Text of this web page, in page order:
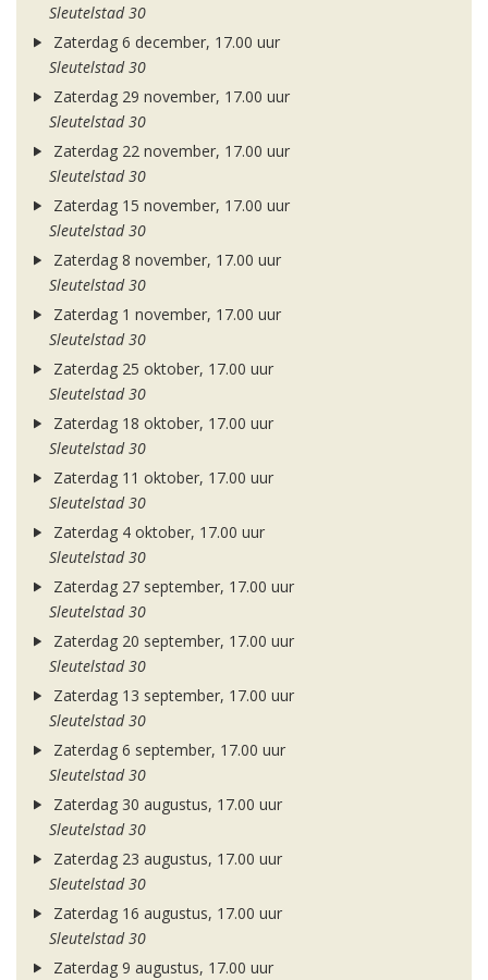
Sleutelstad 30
Zaterdag 6 december, 17.00 uur
Sleutelstad 30
Zaterdag 29 november, 17.00 uur
Sleutelstad 30
Zaterdag 22 november, 17.00 uur
Sleutelstad 30
Zaterdag 15 november, 17.00 uur
Sleutelstad 30
Zaterdag 8 november, 17.00 uur
Sleutelstad 30
Zaterdag 1 november, 17.00 uur
Sleutelstad 30
Zaterdag 25 oktober, 17.00 uur
Sleutelstad 30
Zaterdag 18 oktober, 17.00 uur
Sleutelstad 30
Zaterdag 11 oktober, 17.00 uur
Sleutelstad 30
Zaterdag 4 oktober, 17.00 uur
Sleutelstad 30
Zaterdag 27 september, 17.00 uur
Sleutelstad 30
Zaterdag 20 september, 17.00 uur
Sleutelstad 30
Zaterdag 13 september, 17.00 uur
Sleutelstad 30
Zaterdag 6 september, 17.00 uur
Sleutelstad 30
Zaterdag 30 augustus, 17.00 uur
Sleutelstad 30
Zaterdag 23 augustus, 17.00 uur
Sleutelstad 30
Zaterdag 16 augustus, 17.00 uur
Sleutelstad 30
Zaterdag 9 augustus, 17.00 uur